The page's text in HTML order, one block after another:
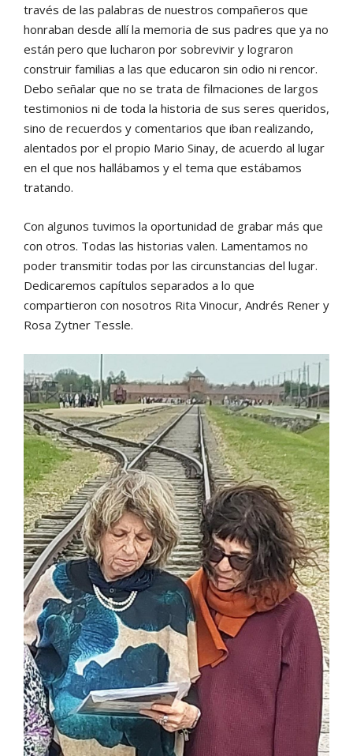
través de las palabras de nuestros compañeros que
honraban desde allí la memoria de sus padres que ya no
están pero que lucharon por sobrevivir y lograron
construir familias a las que educaron sin odio ni rencor.
Debo señalar que no se trata de filmaciones de largos
testimonios ni de toda la historia de sus seres queridos,
sino de recuerdos y comentarios que iban realizando,
alentados por el propio Mario Sinay, de acuerdo al lugar
en el que nos hallábamos y el tema que estábamos
tratando.
Con algunos tuvimos la oportunidad de grabar más que
con otros. Todas las historias valen. Lamentamos no
poder transmitir todas por las circunstancias del lugar.
Dedicaremos capítulos separados a lo que
compartieron con nosotros Rita Vinocur, Andrés Rener y
Rosa Zytner Tessle.